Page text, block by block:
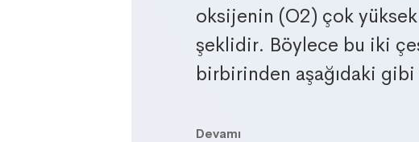
oksijenin (O2) çok
şeklidir. Böylece bu iki
birbirinden aşağıdaki gibi
Devamı